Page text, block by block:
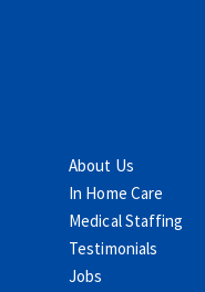
About Us
In Home Care
Medical Staffing
Testimonials
Jobs